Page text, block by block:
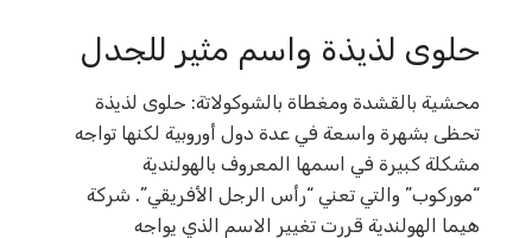
حلوى لذيذة واسم مثير للجدل
محشية بالقشدة ومغطاة بالشوكولاتة: حلوى لذيذة
تحظى بشهرة واسعة في عدة دول أوروبية لكنها تواجه
مشكلة كبيرة في اسمها المعروف بالهولندية
“موركوب” والتي تعني “رأس الرجل الأفريقي”. شركة
هيما الهولندية قررت تغيير الاسم الذي يواجه